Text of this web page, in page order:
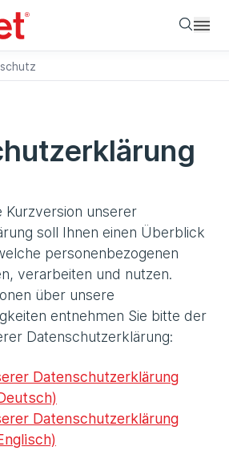
Kurzversion unserer
soll Ihnen einen Überblick
personenbezogenen
verarbeiten und nutzen.
über unsere
entnehmen Sie bitte der
Datenschutzerklärung:
Datenschutzerklärung
Datenschutzerklärung